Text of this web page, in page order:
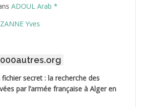
*
Ahmed
ben Kaddour
ADOUL Arab *
Yves
fichier secret : la recherche des
par l’armée française à Alger en